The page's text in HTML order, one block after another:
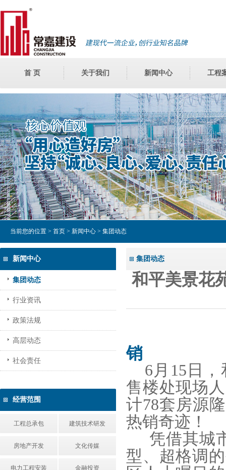
首 页 关于我们 新闻中心 工程
当前您的位置 > 首页 > 新闻中心 > 集团动态
新闻中心
集团动态
行业资讯
政策法规
高层动态
社会责任
经营范围
工程总承包 建筑技术研发
房地产开发 文化传媒
电力工程安装 金融投资
集团动态
和平美景花
销
6 月15日
售楼处现场
计78套房源
热销奇迹！
凭借其城
型、超格调